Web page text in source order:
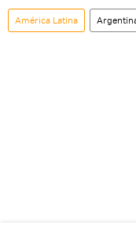
social rusa VK .
América Latina